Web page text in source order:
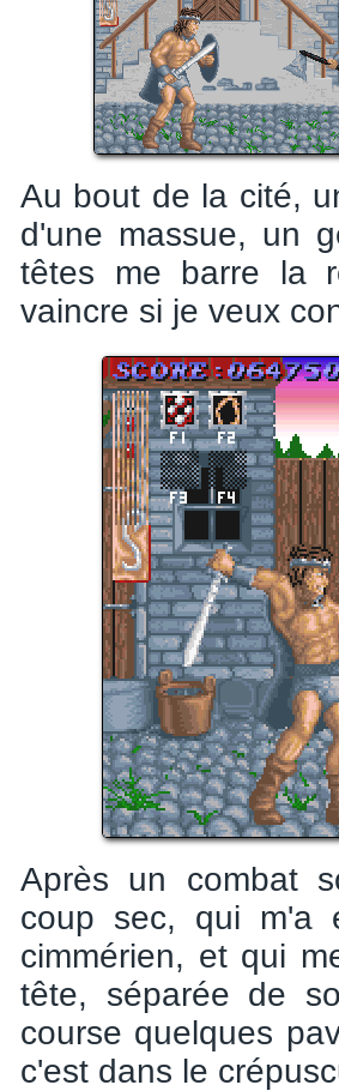
Au bout de la cité,
d'une massue, un
têtes me barre la
vaincre si je veux
Après un combat
coup sec, qui m'a
cimmérien, et qui
tête, séparée de
course quelques
c'est dans le